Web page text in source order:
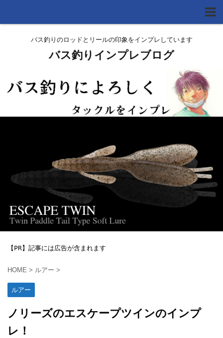
バス釣りのロッドとリールの印象をインプレしています
バス釣りインプレブログ
【PR】記事には広告が含まれます
HOME > ルアー >
ルアー
ノリーズのエスケープツインのインプ
レ！